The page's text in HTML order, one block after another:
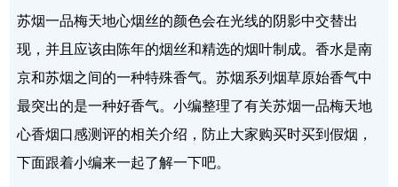
苏烟一品梅天地心烟丝的颜色会在光线的阴影中交替出
现，并且应该由陈年的烟丝和精选的烟叶制成。香水是南
京和苏烟之间的一种特殊香气。苏烟系列烟草原始香气中
最突出的是一种好香气。小编整理了有关苏烟一品梅天地
心香烟口感测评的相关介绍，防止大家购买时买到假烟，
下面跟着小编来一起了解一下吧。